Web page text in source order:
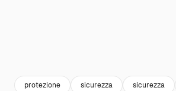
protezione sicurezza sicurezza